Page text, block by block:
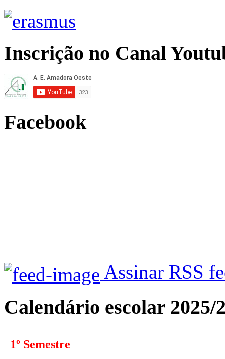
Inscrição no Canal
Facebook
Assinar RSS
Calendário escolar 2025/
1º Semestre